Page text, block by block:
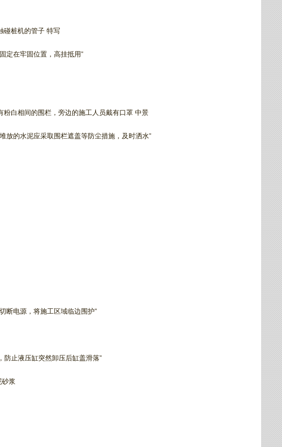
碰桩机的管子 特写
定在牢固位置，高挂抵用”
白相间的围栏，旁边的施工人员戴有口罩 中景
放的水泥应采取围栏遮盖等防尘措施，及时洒水”
断电源，将施工区域临边围护”
防止液压缸突然卸压后缸盖滑落”
砂浆